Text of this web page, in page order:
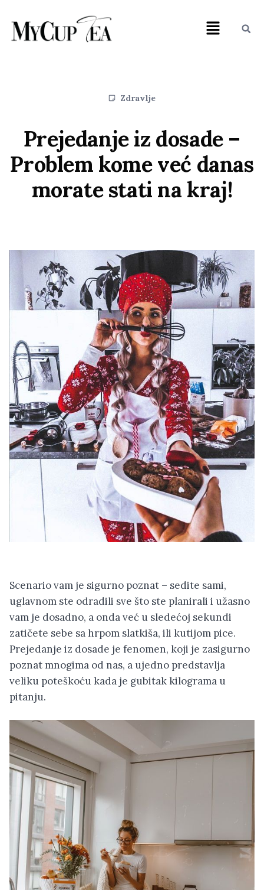
Zdravlje
Prejedanje iz dosade –
Problem kome već danas
morate stati na kraj!
Scenario vam je sigurno poznat – sedite sami,
uglavnom ste odradili sve što ste planirali i užasno
vam je dosadno, a onda već u sledećoj sekundi
zatičete sebe sa hrpom slatkiša, ili kutijom pice.
Prejedanje iz dosade je fenomen, koji je zasigurno
poznat mnogima od nas, a ujedno predstavlja
veliku poteškoću kada je gubitak kilograma u
pitanju.